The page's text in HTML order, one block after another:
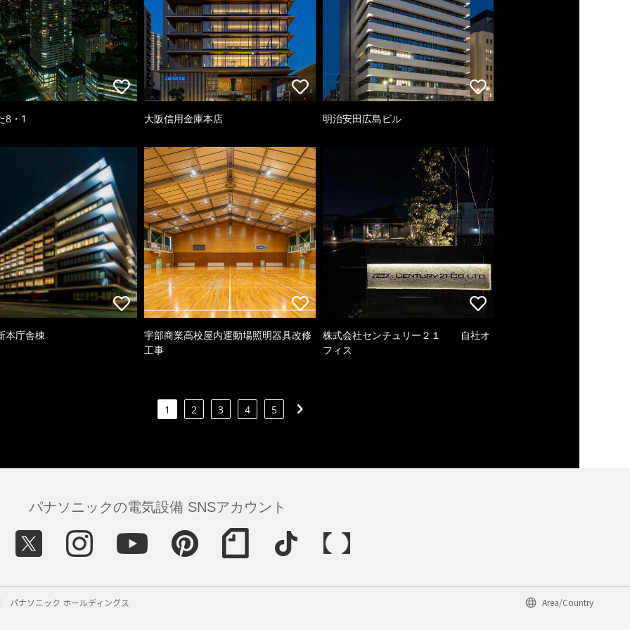
8・1 大阪信用金庫本店 明治安田広島ビル
本庁舎棟
宇部商業高校屋内運動場照明器具改修
工事
株式会社センチュリー２１ 自社オ
フィス
1 2 3 4 5
パナソニックの電気設備 SNSアカウント
パナソニック ホールディングス Area/Country